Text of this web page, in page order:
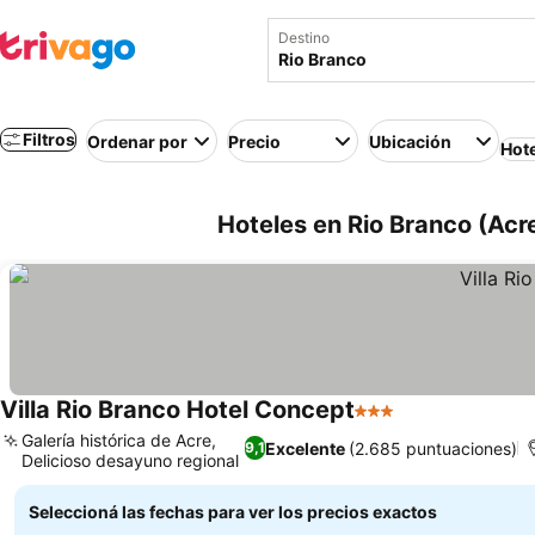
Destino
Filtros Ordenar por Precio Ubicación
Hoteles en Rio Branco
Villa Rio Branco Hotel Concept3 Estrellas
9,1Excelente (2.685 puntuaciones)
Galería histórica de Acre,
Delicioso desayuno regional
Seleccioná las fechas para ver los precios exactos